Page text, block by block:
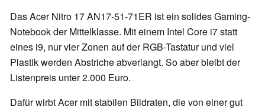
Das Acer Nitro 17 AN17-51-71ER ist ein solides Gaming-
Notebook der Mittelklasse. Mit einem Intel Core i7 statt
eines i9, nur vier Zonen auf der RGB-Tastatur und viel
Plastik werden Abstriche abverlangt. So aber bleibt der
Listenpreis unter 2.000 Euro.
Dafür wirbt Acer mit stabilen Bildraten, die von einer gut